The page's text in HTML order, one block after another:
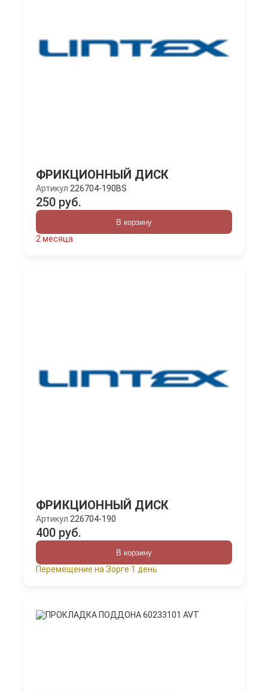
ФРИКЦИОННЫЙ ДИСК
Артикул 226704-190BS
250 руб.
В корзину
2 месяца
ФРИКЦИОННЫЙ ДИСК
Артикул 226704-190
400 руб.
В корзину
Перемещение на Зорге 1 день